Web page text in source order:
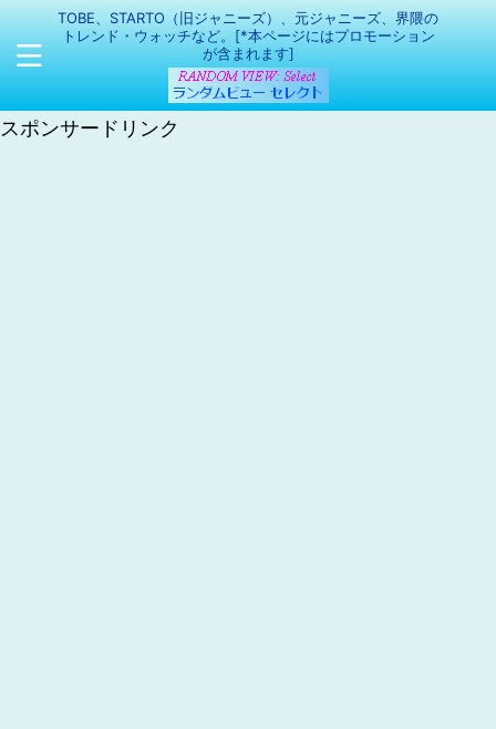
TOBE、STARTO（旧ジャニーズ）、元ジャニーズ、界隈の
トレンド・ウォッチなど。[*本ページにはプロモーション
が含まれます]
スポンサードリンク